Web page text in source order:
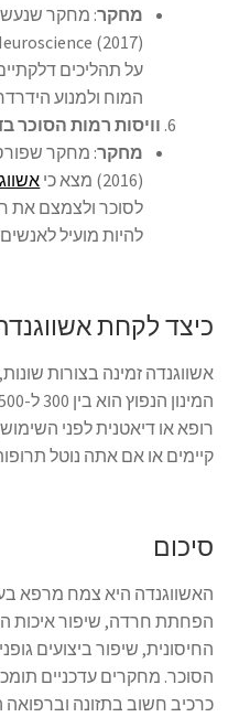
מחקר
על תהליכים
המוח ולמנוע
וויסות רמות הסוכר
מחקר
(2016) מצא כי
לסוכר ולצמצם את
להיות מועיל
כיצד לקחת
אשווגנדה זמינה בצורות
רופא או דיאטנית לפני
קיימים או אם אתה נוטל
סיכום
האשווגנדה היא צמח מרפא
הפחתת חרדה, שיפור איכות
החיסונית, שיפור ביצועים
הסוכר. מחקרים עדכניים
כרכיב חשוב בתזונה